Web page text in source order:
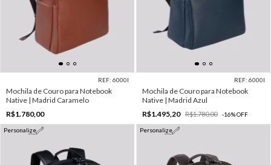
REF: 6000I
Mochila de Couro para Notebook
Native | Madrid Caramelo
R$1.780,00
REF: 6000I
Mochila de Couro para Notebook
Native | Madrid Azul
R$1.495,20
R$1.780,00 -16%OFF
Personalize Personalize